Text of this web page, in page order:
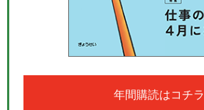
年間購読はコチラ